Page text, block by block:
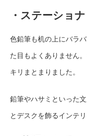
・ステーショ
色鉛筆も机の上にバラ
た目もよくありません
キリまとまりました。
鉛筆やハサミといった
とデスクを飾るインテ